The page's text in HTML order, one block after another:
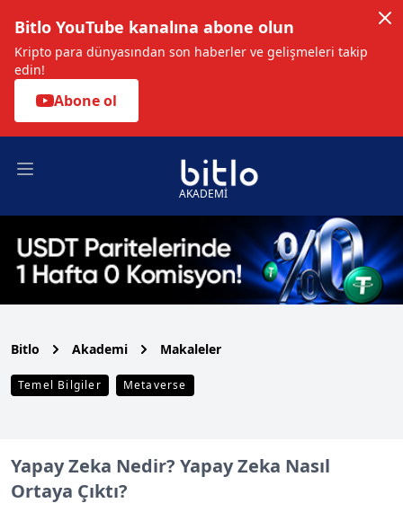
Bitlo YouTube kanalına abone olun
Kripto para dünyasından son haberler ve gelişmeleri takip
edin!
Abone ol
Open main menu
AKADEMİ
Bitlo Akademi Makaleler
Temel Bilgiler Metaverse
Yapay Zeka Nedir? Yapay Zeka Nasıl
Ortaya Çıktı?